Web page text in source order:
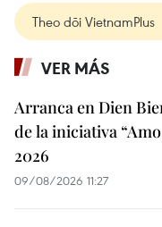
Theo dõi VietnamPlus
VER MÁS
Arranca en Dien
de la iniciativa
2026
09/08/2026 11:27